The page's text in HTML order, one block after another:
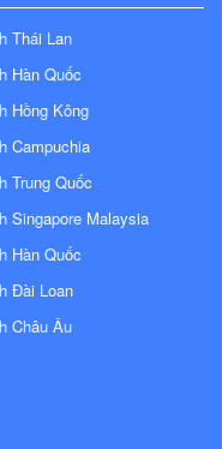
Thái Lan
Hàn Quốc
Hồng Kông
Campuchia
Trung Quốc
Singapore Malaysia
Hàn Quốc
Đài Loan
Châu Âu